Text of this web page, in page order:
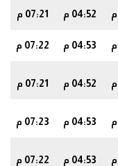
04:52 م 07:21 م
04:53 م 07:22 م
04:52 م 07:21 م
04:53 م 07:23 م
04:53 م 07:22 م